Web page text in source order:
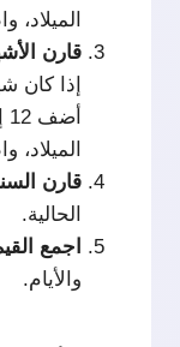
الميلاد، واطرح 1 من
قارن
إذا كان
الميلاد، واطرح 1 من
قارن
الحالية.
اجمع
والأيام.